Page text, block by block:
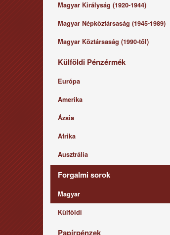
Magyar Királyság (1920-1944)
Magyar Népköztársaság (1945-1989)
Magyar Köztársaság (1990-től)
Külföldi Pénzérmék
Európa
Amerika
Ázsia
Afrika
Ausztrália
Forgalmi sorok
Magyar
Külföldi
Papírpénzek